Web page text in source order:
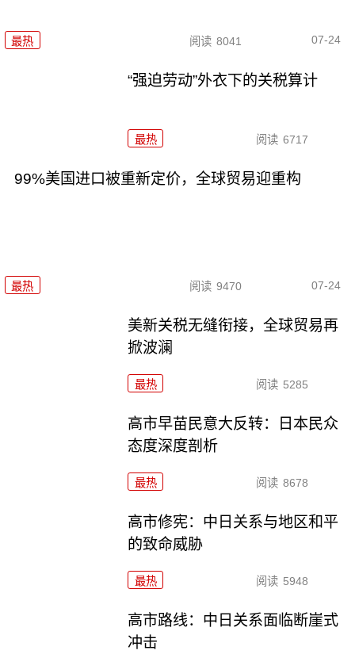
最热 阅读 8041 07-24
“强迫劳动”外衣下的关税算计
最热 阅读 6717
99%美国进口被重新定价，全球贸易迎重构
最热 阅读 9470 07-24
美新关税无缝衔接，全球贸易再
掀波澜
最热 阅读 5285
高市早苗民意大反转：日本民众
态度深度剖析
最热 阅读 8678
高市修宪：中日关系与地区和平
的致命威胁
最热 阅读 5948
高市路线：中日关系面临断崖式
冲击